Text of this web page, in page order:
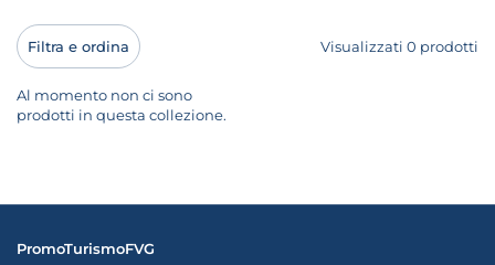
Filtra e ordina Visualizzati 0 prodotti
Al momento non ci sono
prodotti in questa collezione.
PromoTurismoFVG